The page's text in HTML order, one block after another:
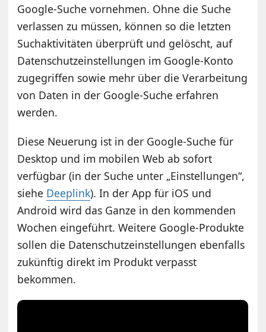
Google-Suche vornehmen. Ohne die Suche
verlassen zu müssen, können so die letzten
Suchaktivitäten überprüft und gelöscht, auf
Datenschutzeinstellungen im Google-Konto
zugegriffen sowie mehr über die Verarbeitung
von Daten in der Google-Suche erfahren
werden.
Diese Neuerung ist in der Google-Suche für
Desktop und im mobilen Web ab sofort
verfügbar (in der Suche unter „Einstellungen“,
siehe Deeplink). In der App für iOS und
Android wird das Ganze in den kommenden
Wochen eingeführt. Weitere Google-Produkte
sollen die Datenschutzeinstellungen ebenfalls
zukünftig direkt im Produkt verpasst
bekommen.